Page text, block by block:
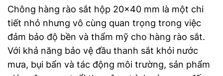
Chông hàng rào sắt hộp 20×40 mm là một chi
tiết nhỏ nhưng vô cùng quan trọng trong việc
đảm bảo độ bền và thẩm mỹ cho hàng rào sắt.
Với khả năng bảo vệ đầu thanh sắt khỏi nước
mưa, bụi bẩn và tác động môi trường, sản phẩm